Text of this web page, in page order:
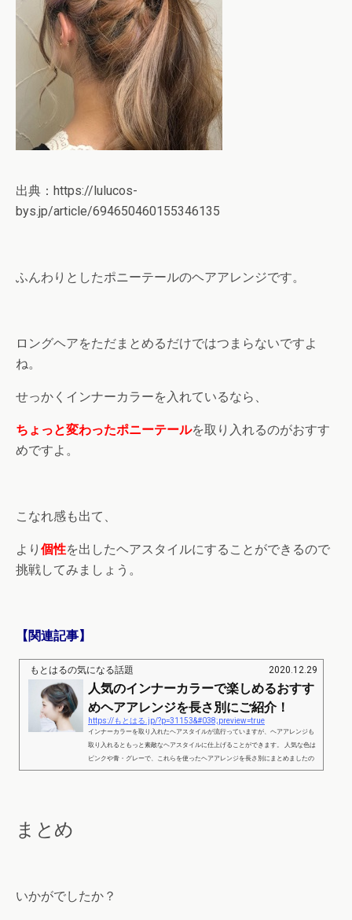
出典：https://lulucos-
bys.jp/article/694650460155346135
ふんわりとしたポニーテールのヘアアレンジです。
ロングヘアをただまとめるだけではつまらないですよ
ね。
せっかくインナーカラーを入れているなら、
ちょっと変わったポニーテールを取り入れるのがおすす
めですよ。
こなれ感も出て、
より 個性を出したヘアスタイルにすることができるので
挑戦してみましょう。
【関連記事】
もとはるの気になる話題 2020.12.29
人気のインナーカラーで楽しめるおすす
めヘアアレンジを長さ別にご紹介！
https://もとはる.jp/?p=31153&#038;preview=true
インナーカラーを取り入れたヘアスタイルが流行っていますが、ヘアアレンジも
取り入れるともっと素敵なヘアスタイルに仕上げることができます。 人気な色は
ピンクや青・グレーで、これらを使ったヘアアレンジを長さ別にまとめましたの
で、チェックしてみてください。 人気のインナーカラーで楽しめるおすすめヘア
まとめ
いかがでしたか？